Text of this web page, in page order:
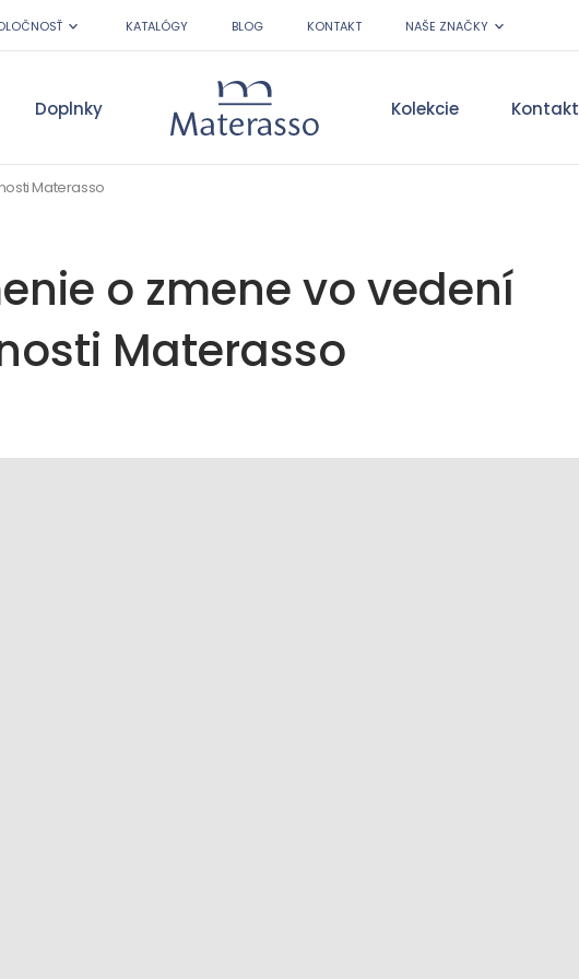
KATALÓGY BLOG KONTAKT NAŠE ZNAČKY
Materasso Kolekcie Kontakt
Doplnky
Materasso
o zmene vo vedení
Materasso